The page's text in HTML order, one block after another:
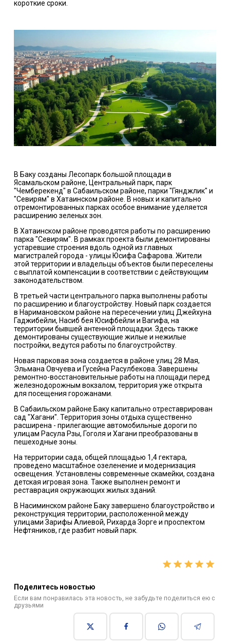
короткие сроки.
В Баку созданы Лесопарк большой площади в
Ясамальском районе, Центральный парк, парк
"Чемберекенд" в Сабаильском районе, парки "Гянджлик" и
"Севирям" в Хатаинском районе. В новых и капитально
отремонтированных парках особое внимание уделяется
расширению зеленых зон.
В Хатаинском районе проводятся работы по расширению
парка "Севирям". В рамках проекта были демонтированы
устаревшие строения вдоль одной из главных
магистралей города - улицы Юсифа Сафарова. Жители
этой территории и владельцы объектов были переселены
с выплатой компенсации в соответствии с действующим
законодательством.
В третьей части центрального парка выполнены работы
по расширению и благоустройству. Новый парк создается
в Наримановском районе на пересечении улиц Джейхуна
Гаджибейли, Насиб бея Юсифбейли и Вагифа, на
территории бывшей антенной площадки. Здесь также
демонтированы существующие жилые и нежилые
постройки, ведутся работы по благоустройству.
Новая парковая зона создается в районе улиц 28 Мая,
Эльмана Овчуева и Гусейна Расулбекова. Завершены
ремонтно-восстановительные работы на площади перед
железнодорожным вокзалом, территория уже открыта
для посещения горожанами.
В Сабаильском районе Баку капитально отреставрирован
сад "Хагани". Территория зоны отдыха существенно
расширена - прилегающие автомобильные дороги по
улицам Расула Рзы, Гоголя и Хагани преобразованы в
пешеходные зоны.
На территории сада, общей площадью 1,4 гектара,
проведено масштабное озеленение и модернизация
освещения. Установлены современные скамейки, создана
детская игровая зона. Также выполнен ремонт и
реставрация окружающих жилых зданий.
В Насиминском районе Баку завершено благоустройство и
реконструкция территории, расположенной между
улицами Зарифы Алиевой, Рихарда Зорге и проспектом
Нефтяников, где разбит новый парк.
Поделитесь новостью
Если вам понравилась эта новость, не забудьте поделиться ею с
друзьями